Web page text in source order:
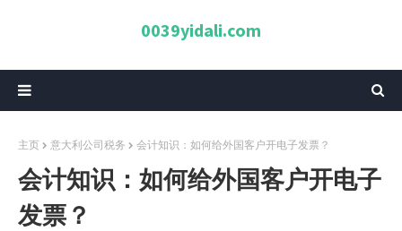
0039yidali.com
主页 意大利公司税务 会计知识：如何给外国客户开电子发票？
会计知识：如何给外国客户开电子
发票？